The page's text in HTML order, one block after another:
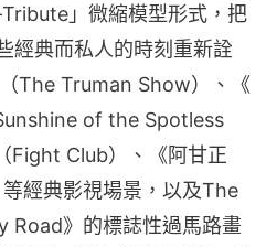
」微縮模型形式，把
經典而私人的時刻重新詮
The Truman Show）、《
of the Spotless
Fight Club）、《阿甘正
經典影視場景，以及The
Road》的標誌性過馬路畫